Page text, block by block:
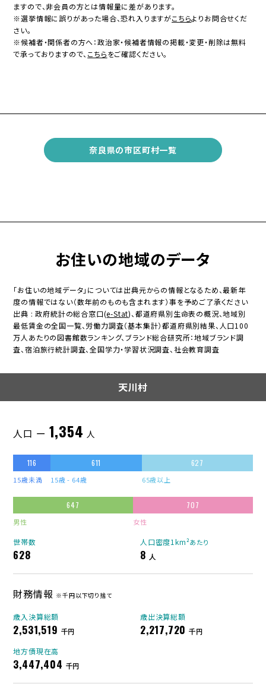
ますので、非会員の方とは情報量に差があります。
※選挙情報に誤りがあった場合、恐れ入りますがこちらよりお問合せくだ
さい。
※候補者・関係者の方へ：政治家・候補者情報の掲載・変更・削除は無料
で承っておりますので、 こちらをご確認ください。
奈良県の市区町村一覧
お住いの地域のデータ
「お住いの地域データ」については出典元からの情報となるため、最新年
度の情報ではない（数年前のものも含まれます）事を予めご了承ください
出典 : 政府統計の総合窓口(e-Stat)、都道府県別生命表の概況、地域別
最低賃金の全国一覧、労働力調査（基本集計）都道府県別結果、人口100
万人あたりの図書館数ランキング、ブランド総合研究所：地域ブランド調
査、宿泊旅行統計調査、全国学力・学習状況調査、社会教育調査
天川村
人口 ー 1,354 人
116
15歳未満
611
15歳 - 64歳
627
65歳以上
647
男性
707
女性
世帯数
628
人口密度1km²あたり
8 人
財務情報 ※千円以下切り捨て
歳入決算総額
2,531,519 千円
歳出決算総額
2,217,720 千円
地方債現在高
3,447,404 千円